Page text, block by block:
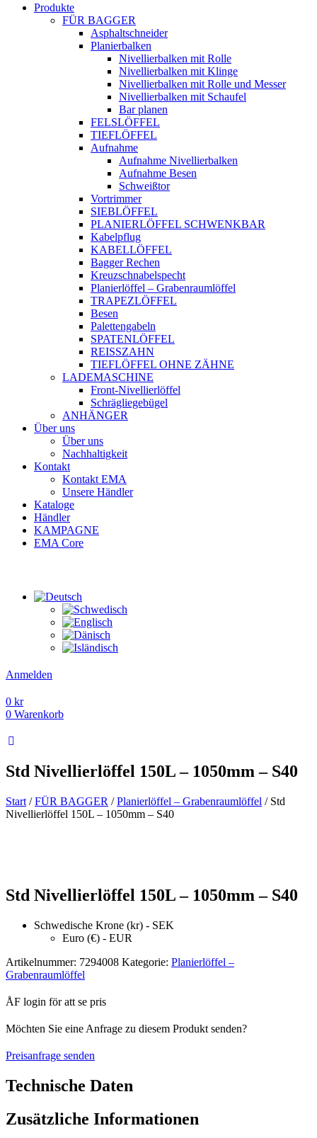
Produkte
FÜR BAGGER
Asphaltschneider
Planierbalken
Nivellierbalken mit Rolle
Nivellierbalken mit Klinge
Nivellierbalken mit Rolle und Messer
Nivellierbalken mit Schaufel
Bar planen
FELSLÖFFEL
TIEFLÖFFEL
Aufnahme
Aufnahme Nivellierbalken
Aufnahme Besen
Schweißtor
Vortrimmer
SIEBLÖFFEL
PLANIERLÖFFEL SCHWENKBAR
Kabelpflug
KABELLÖFFEL
Bagger Rechen
Kreuzschnabelspecht
Planierlöffel – Grabenraumlöffel
TRAPEZLÖFFEL
Besen
Palettengabeln
SPATENLÖFFEL
REISSZAHN
TIEFLÖFFEL OHNE ZÄHNE
LADEMASCHINE
Front-Nivellierlöffel
Schrägliegebügel
ANHÄNGER
Über uns
Über uns
Nachhaltigkeit
Kontakt
Kontakt EMA
Unsere Händler
Kataloge
Händler
KAMPAGNE
EMA Core
Anmelden
0 kr
0 Warenkorb
Std Nivellierlöffel 150L – 1050mm – S40
Start /FÜR BAGGER /Planierlöffel – Grabenraumlöffel / Std
Nivellierlöffel 150L – 1050mm – S40
Std Nivellierlöffel 150L – 1050mm – S40
Schwedische Krone (kr) - SEK
Euro (€) - EUR
Artikelnummer: 7294008 Kategorie: Planierlöffel –
Grabenraumlöffel
ÅF login för att se pris
Möchten Sie eine Anfrage zu diesem Produkt senden?
Preisanfrage senden
Technische Daten
Zusätzliche Informationen